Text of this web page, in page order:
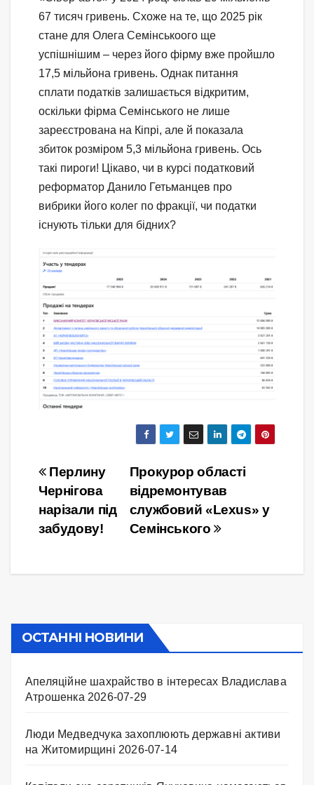
67 тисяч гривень. Схоже на те, що 2025 рік
стане для Олега Семінськоого ще
успішнішим – через його фірму вже пройшло
17,5 мільйона гривень. Однак питання
сплати податків залишається відкритим,
оскільки фірма Семінського не лише
зареєстрована на Кіпрі, але й показала
збиток розміром 5,3 мільйона гривень. Ось
такі пироги! Цікаво, чи в курсі податковий
реформатор Данило Гетьманцев про
вибрики його колег по фракції, чи податки
існують тільки для бідних?
Навігація
записів
Прокурор області
відремонтував
службовий «Lexus» у
Семінського
Перлину
Чернігова
нарізали під
забудову!
ОСТАННІ НОВИНИ
Апеляційне шахрайство в інтересах Владислава
Атрошенка 2026-07-29
Люди Медведчука захоплюють державні активи
на Житомирщині 2026-07-14